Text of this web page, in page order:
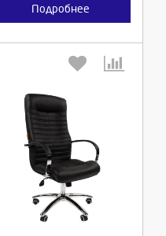
Подробнее
Выберите количество: